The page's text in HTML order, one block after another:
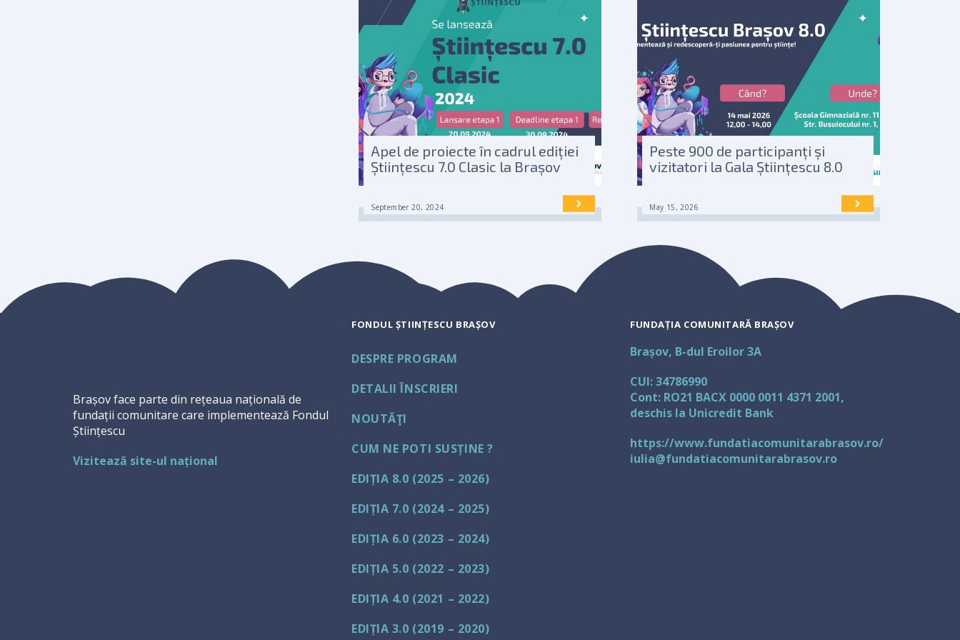
Apel de proiecte în cadrul ediției
Științescu 7.0 Clasic la Brașov
September 20, 2024
Peste 900 de participanți și
vizitatori la Gala Științescu 8.0
May 15, 2026
Brașov face parte din rețeaua națională de
fundații comunitare care implementează Fondul
Științescu
Vizitează site-ul național
FONDUL ȘTIINȚESCU BRAȘOV
DESPRE PROGRAM
DETALII ÎNSCRIERI
NOUTĂŢI
CUM NE POTI SUSȚINE ?
EDIȚIA 8.0 (2025 – 2026)
EDIȚIA 7.0 (2024 – 2025)
EDIȚIA 6.0 (2023 – 2024)
EDIȚIA 5.0 (2022 – 2023)
EDIȚIA 4.0 (2021 – 2022)
EDIȚIA 3.0 (2019 – 2020)
FUNDAȚIA COMUNITARĂ BRAȘOV
Brașov, B-dul Eroilor 3A
CUI: 34786990
Cont: RO21 BACX 0000 0011 4371 2001,
deschis la Unicredit Bank
https://www.fundatiacomunitarabrasov.ro/
iulia@fundatiacomunitarabrasov.ro